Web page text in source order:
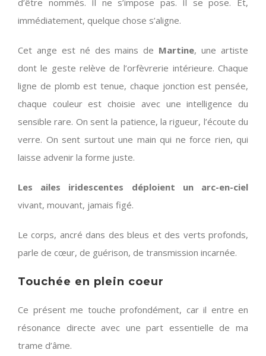
immédiatement, quelque chose s’aligne.
Cet ange est né des mains de Martine, une artiste
dont le geste relève de l’orfèvrerie intérieure. Chaque
ligne de plomb est tenue, chaque jonction est pensée,
chaque couleur est choisie avec une intelligence du
sensible rare. On sent la patience, la rigueur, l’écoute du
verre. On sent surtout une main qui ne force rien, qui
laisse advenir la forme juste.
Les ailes iridescentes déploient un arc-en-ciel
vivant, mouvant, jamais figé.
Le corps, ancré dans des bleus et des verts profonds,
parle de cœur, de guérison, de transmission incarnée.
Touchée en plein coeur
Ce présent me touche profondément, car il entre en
résonance directe avec une part essentielle de ma
trame d’âme.